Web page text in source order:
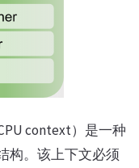
context）是一种
构。该上下文必须